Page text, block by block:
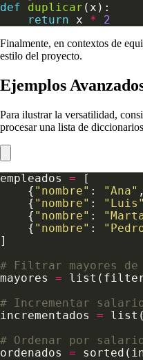
def
duplicar
return x * 2
Finalmente, en contextos de
estilo del proyecto.
Ejemplos
Para ilustrar la versatilidad,
procesar una lista de
empleados =
    {
"nombre" : "Ana"
    {
"nombre" : "Luis"
    {
"nombre" :
    {
"nombre" :
# Filtrar mayores de
mayores =
# Incrementar salario
incrementados =
# Ordenar por
ordenados =